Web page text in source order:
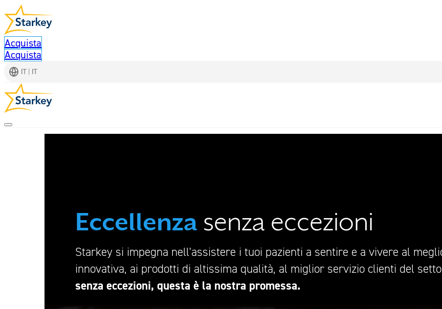
Acquista
Acquista
IT | IT
Eccellenza senza eccezioni
Starkey si impegna nell'assistere i tuoi pazienti a sentire e a vivere al
innovativa, ai prodotti di altissima qualità, al miglior servizio clienti del
senza eccezioni, questa è la nostra promessa.